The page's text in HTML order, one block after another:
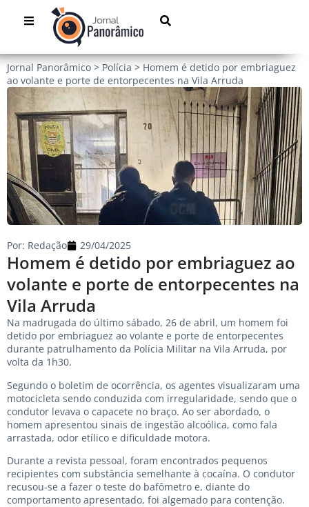
Jornal Panorâmico > Polícia > Homem é detido por embriaguez
ao volante e porte de entorpecentes na Vila Arruda
Homem é detido por embriaguez ao
volante e porte de entorpecentes na
Vila Arruda
Por: Redação 29/04/2025
Na madrugada do último sábado, 26 de abril, um homem foi
detido por embriaguez ao volante e porte de entorpecentes
durante patrulhamento da Polícia Militar na Vila Arruda, por
volta da 1h30.
Segundo o boletim de ocorrência, os agentes visualizaram uma
motocicleta sendo conduzida com irregularidade, sendo que o
condutor levava o capacete no braço. Ao ser abordado, o
homem apresentou sinais de ingestão alcoólica, como fala
arrastada, odor etílico e dificuldade motora.
Durante a revista pessoal, foram encontrados pequenos
recipientes com substância semelhante à cocaína. O condutor
recusou-se a fazer o teste do bafômetro e, diante do
comportamento apresentado, foi algemado para contenção.